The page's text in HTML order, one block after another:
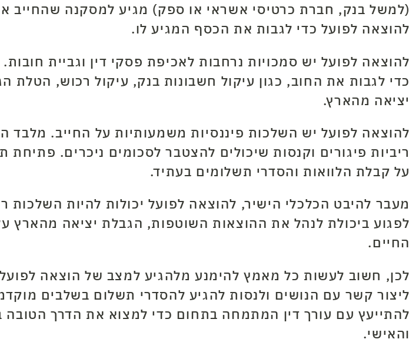
(למשל בנק, חברת כרטיסי אשראי או ספק) מגיע למסקנה שהחייב
להוצאה לפועל כדי לגבות את הכסף המגיע לו.
להוצאה לפועל יש סמכויות נרחבות לאכיפת פסקי דין וגביית
כדי לגבות את החוב, כגון עיקול חשבונות בנק, עיקול רכוש,
יציאה מהארץ.
להוצאה לפועל יש השלכות פיננסיות משמעותיות על החייב.
ריביות פיגורים וקנסות שיכולים להצטבר לסכומים ניכרים.
על קבלת הלוואות והסדרי תשלומים בעתיד.
מעבר להיבט הכלכלי הישיר, להוצאה לפועל יכולות להיות השלכות
לפגוע ביכולת לנהל את ההוצאות השוטפות, הגבלת יציאה מהארץ
החיים.
לכן, חשוב לעשות כל מאמץ להימנע מלהגיע למצב של הוצאה
ליצור קשר עם הנושים ולנסות להגיע להסדרי תשלום בשלבים
להתייעץ עם עורך דין המתמחה בתחום כדי למצוא את הדרך
והאישי.